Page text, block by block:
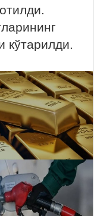
кўтарилди.